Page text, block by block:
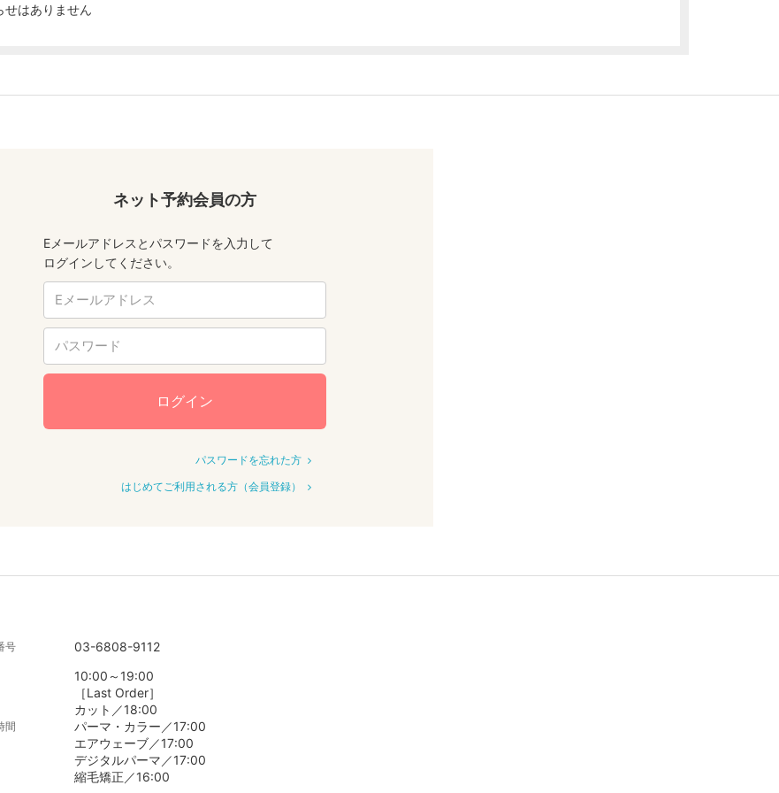
せはありません
ネット予約会員の方
Eメールアドレスとパスワードを入力して
ログインしてください。
ログイン
パスワードを忘れた方
はじめてご利用される方（会員登録）
号 03-6808-9112
間
10:00～19:00
［Last Order］
カット／18:00
パーマ・カラー／17:00
エアウェーブ／17:00
デジタルパーマ／17:00
縮毛矯正／16:00